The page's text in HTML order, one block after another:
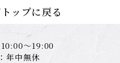
ップに戻る
～19:00
年中無休